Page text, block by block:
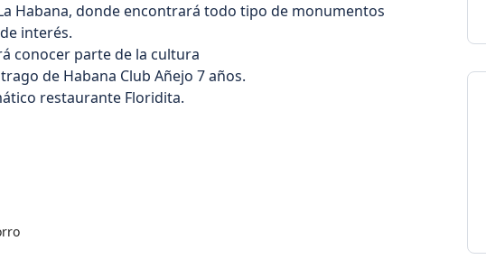
Habana, donde encontrará todo tipo de monumentos
interés.
conocer parte de la cultura
de Habana Club Añejo 7 años.
restaurante Floridita.